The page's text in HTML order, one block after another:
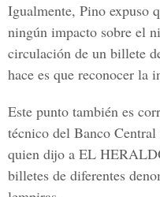
Igualmente, Pino expuso
ningún impacto sobre el
circulación de un billete
hace es que reconocer la
Este punto también es
técnico del Banco
quien dijo a EL
billetes de diferentes